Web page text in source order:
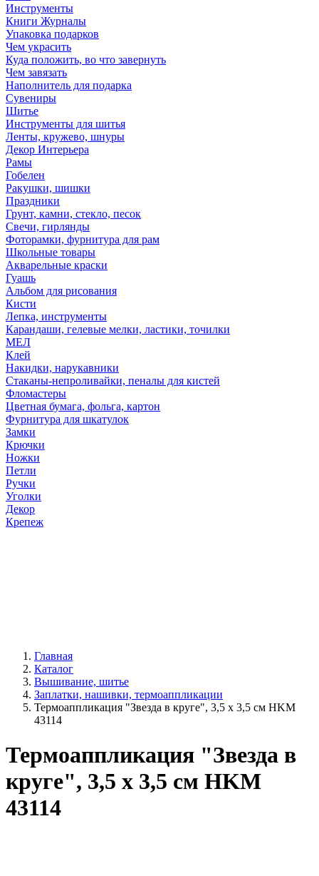
Инструменты
Книги Журналы
Упаковка подарков
Чем украсить
Куда положить, во что завернуть
Чем завязать
Наполнитель для подарка
Сувениры
Шитье
Инструменты для шитья
Ленты, кружево, шнуры
Декор Интерьера
Рамы
Гобелен
Ракушки, шишки
Праздники
Грунт, камни, стекло, песок
Свечи, гирлянды
Фоторамки, фурнитура для рам
Школьные товары
Акварельные краски
Гуашь
Альбом для рисования
Кисти
Лепка, инструменты
Карандаши, гелевые мелки, ластики, точилки
МЕЛ
Клей
Накидки, нарукавники
Стаканы-непроливайки, пеналы для кистей
Фломастеры
Цветная бумага, фольга, картон
Фурнитура для шкатулок
Замки
Крючки
Ножки
Петли
Ручки
Уголки
Декор
Крепеж
Главная
Каталог
Вышивание, шитье
Заплатки, нашивки, термоаппликации
Термоаппликация "Звезда в круге", 3,5 х 3,5 см HKM
43114
Термоаппликация "Звезда в
круге", 3,5 х 3,5 см HKM
43114